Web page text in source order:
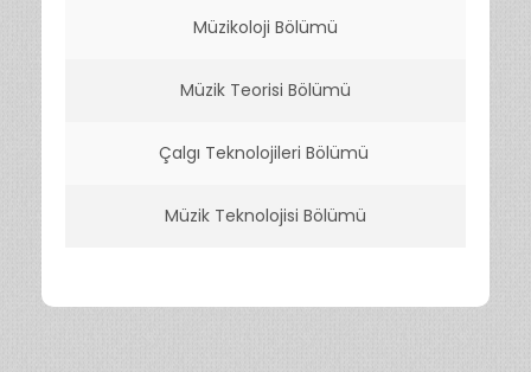
Müzikoloji Bölümü
Müzik Teorisi Bölümü
Çalgı Teknolojileri Bölümü
Müzik Teknolojisi Bölümü